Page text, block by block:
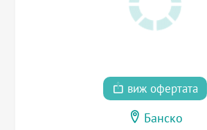
виж офертата
Банско